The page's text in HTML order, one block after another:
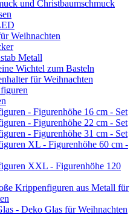
und Christbaumschmuck
Weihnachten
Metall
Wichtel zum Basteln
für Weihnachten
- Figurenhöhe 16 cm - Set
- Figurenhöhe 22 cm - Set
- Figurenhöhe 31 cm - Set
XL - Figurenhöhe 60 cm -
XXL - Figurenhöhe 120
Krippenfiguren aus Metall für
- Deko Glas für Weihnachten